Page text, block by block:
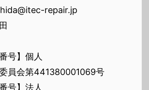
repair.jp
号】個人
員会第441380001069号
号】法人